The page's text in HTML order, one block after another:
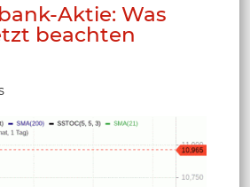
Aktie: Was
beachten